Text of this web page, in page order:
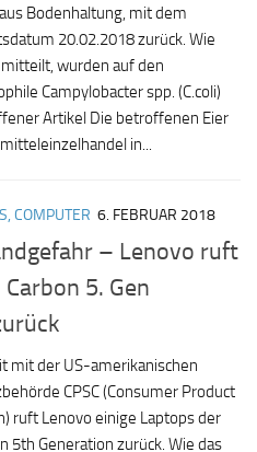
Bodenhaltung, mit dem
20.02.2018 zurück. Wie
wurden auf den
Campylobacter spp. (C.coli)
Artikel Die betroffenen Eier
in...
COMPUTER 6. FEBRUAR 2018
– Lenovo ruft
5. Gen
mit der US-amerikanischen
CPSC (Consumer Product
ruft Lenovo einige Laptops der
5th Generation zurück. Wie das